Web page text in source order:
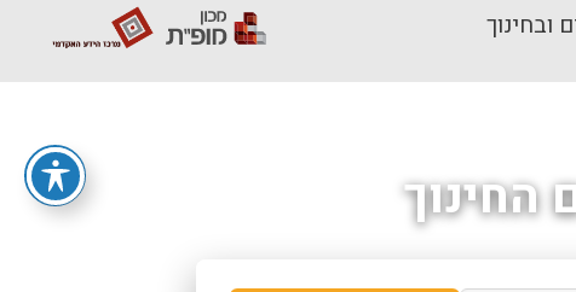
ובחינוך
החינוך